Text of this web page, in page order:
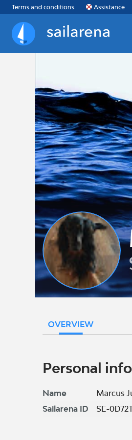
Terms and conditions Assistance
Sailarena
OVERVIEW
Personal
Name
Marcus
Sailarena ID
SE-